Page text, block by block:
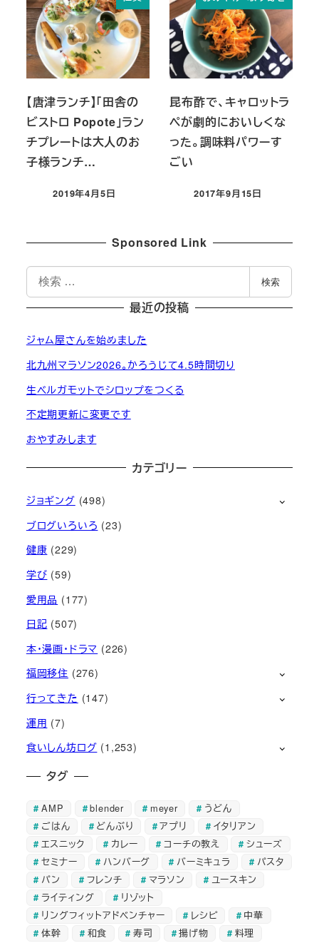
【唐津ランチ】「田舎の
ビストロ Popote」ラン
チプレートは大人のお
子様ランチ…
投稿日
2019年4月5日
昆布酢で、キャロットラ
ペが劇的においしくな
った。調味料パワーす
ごい
投稿日
2017年9月15日
Sponsored Link
索
検索
最近の投稿
ジャム屋さんを始めました
北九州マラソン2026。かろうじて4.5時間切り
生ベルガモットでシロップをつくる
不定期更新に変更です
おやすみします
カテゴリー
ジョギング (498)
ブログいろいろ (23)
健康 (229)
学び (59)
愛用品 (177)
日記 (507)
本・漫画・ドラマ (226)
福岡移住 (276)
行ってきた (147)
運用 (7)
食いしん坊ログ (1,253)
タグ
AMP blender meyer
うどん
ごはん
どんぶり アプリ
イタリアン
エスニック
カレー コーチの教え
シューズ
セミナー
ハンバーグ バーミキュラ
パスタ
パン
フレンチ マラソン
ユースキン
ライティング
リゾット
リングフィットアドベンチャー
レシピ
中華
体幹
和食 寿司 揚げ物 料理